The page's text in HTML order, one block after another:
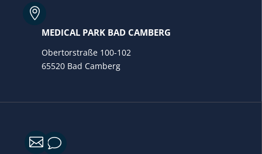

MEDICAL PARK BAD CAMBERG
Obertorstraße 100-102
65520 Bad Camberg
v
